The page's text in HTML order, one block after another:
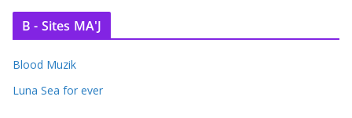
B - Sites MA'J
Blood Muzik
Luna Sea for ever